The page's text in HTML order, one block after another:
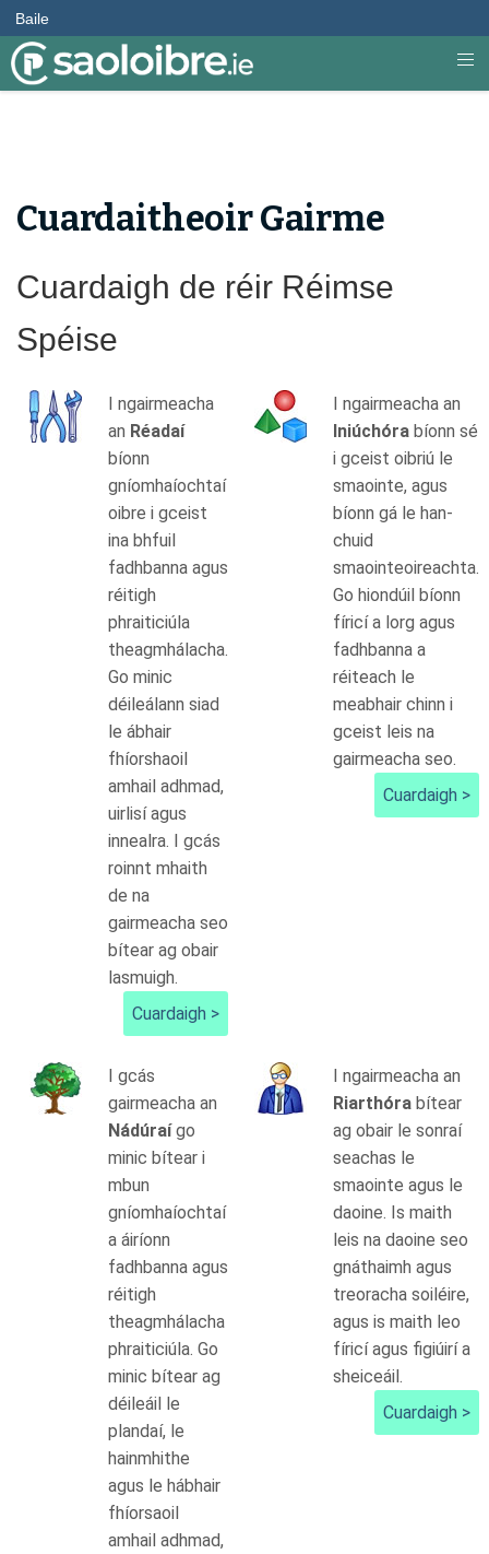
Baile
Cuardaitheoir Gairme
Cuardaigh de réir Réimse
Spéise
I ngairmeacha
an Réadaí
bíonn
gníomhaíochtaí
oibre i gceist
ina bhfuil
fadhbanna agus
réitigh
phraiticiúla
theagmhálacha.
Go minic
déileálann siad
le ábhair
fhíorshaoil
amhail adhmad,
uirlisí agus
innealra. I gcás
roinnt mhaith
de na
gairmeacha seo
bítear ag obair
lasmuigh.
Cuardaigh >
I ngairmeacha an
Iniúchóra bíonn sé
i gceist oibriú le
smaointe, agus
bíonn gá le han-
chuid
smaointeoireachta.
Go hiondúil bíonn
fíricí a lorg agus
fadhbanna a
réiteach le
meabhair chinn i
gceist leis na
gairmeacha seo.
Cuardaigh >
I gcás
gairmeacha an
Nádúraígo
minic bítear i
mbun
gníomhaíochtaí
a áiríonn
fadhbanna agus
réitigh
theagmhálacha
phraiticiúla. Go
minic bítear ag
déileáil le
plandaí, le
hainmhithe
agus le hábhair
fhíorsaoil
amhail adhmad,
I ngairmeacha an
Riarthóra bítear
ag obair le sonraí
seachas le
smaointe agus le
daoine. Is maith
leis na daoine seo
gnáthaimh agus
treoracha soiléire,
agus is maith leo
fíricí agus figiúirí a
sheiceáil.
Cuardaigh >